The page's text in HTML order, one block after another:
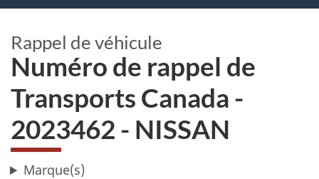
Rappel de véhicule
Numéro de rappel de
Transports Canada -
2023462 - NISSAN
Marque(s)